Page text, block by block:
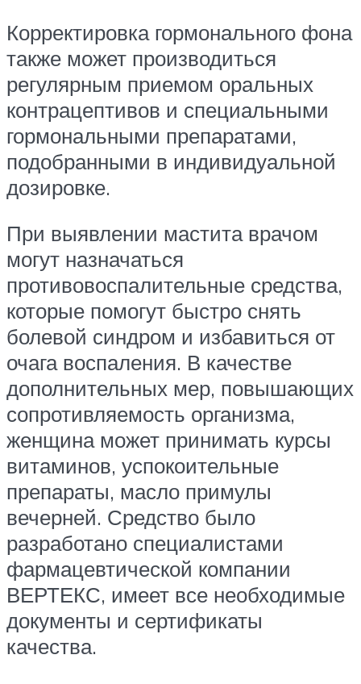
Корректировка гормонального фона
также может производиться
регулярным приемом оральных
контрацептивов и специальными
гормональными препаратами,
подобранными в индивидуальной
дозировке.
При выявлении мастита врачом
могут назначаться
противовоспалительные средства,
которые помогут быстро снять
болевой синдром и избавиться от
очага воспаления. В качестве
дополнительных мер, повышающих
сопротивляемость организма,
женщина может принимать курсы
витаминов, успокоительные
препараты, масло примулы
вечерней. Средство было
разработано специалистами
фармацевтической компании
ВЕРТЕКС, имеет все необходимые
документы и сертификаты
качества.